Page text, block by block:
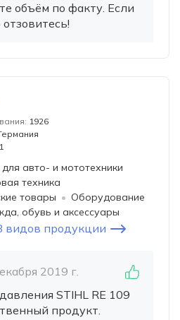
объём по факту. Если
1926
1
авто- и мототехники
техника
товары
Оборудование
обувь и аксессуары
видов продукции
2019 г.
STIHL RE 109
продукт.